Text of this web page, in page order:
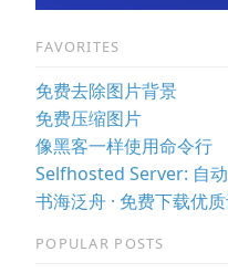
FAVORITES
免费去除图片背景
免费压缩图片
像黑客一样使用命令行
Selfhosted Server: 自
书海泛舟 · 免费下载优
POPULAR POSTS